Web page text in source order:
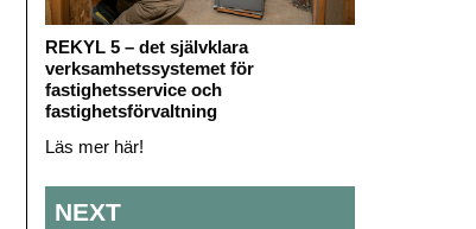
REKYL 5 – det självklara
verksamhetssystemet för
fastighetsservice och
fastighetsförvaltning
Läs mer här!
NEXT